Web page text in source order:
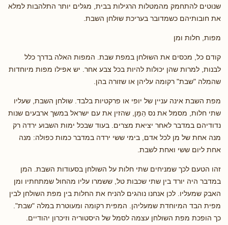
שנוטים להתחמק מהמטלות הרגילות בבית, מגלים יותר התלהבות למלא
את חובותיהם כשמדובר בעריכת שולחן השבת.
מפות, חלות ומן
קודם כל, מכסים את השולחן במפת שבת. המפות האלה בדרך כלל
לבנות, למרות שהן יכולות להיות בכל צבע אחר. יש אפילו מפות מיוחדות
שהמלה "שבת" רקומה עליהן או שזורה בהן.
מפת השבת אינה עניין של יופי או פרקטיות בלבד. שולחן השבת, שעליו
שתי חלות, מסמל את נס הַמָּן, שהזין את עם ישראל במשך ארבעים שנות
נדודיהם במדבר לאחר יציאת מצרים. בעוד שבכל ימות השבוע ירדה רק
מנה אחת של מן לכל אדם, בימי ששי ירדה במדבר כמות כפולה: מנה
אחת ליום ששי ואחת לשבת.
זהו הטעם לכך שמניחים שתי חלות על השולחן בסעודות השבת. המן
במדבר היה יורד בין שתי שכבות טל, ששמרו עליו מהחול שמתחתיו ומן
האבק שמעליו. לכן אנחנו נוהגים להניח את החלות בין מפת השולחן לבין
מפית הבד המיוחדת שמעליהן. המפית רקומה ומעוטרת במלה "שבת".
כך הופכת מפת השולחן עצמה לסמל של היסטוריה וזיכרון יהודיים.